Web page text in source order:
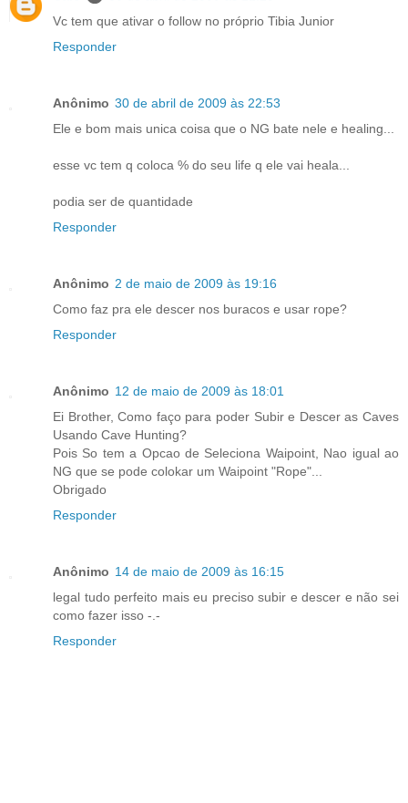
Vc tem que ativar o follow no próprio Tibia Junior
Responder
Anônimo 30 de abril de 2009 às 22:53
Ele e bom mais unica coisa que o NG bate nele e healing...
esse vc tem q coloca % do seu life q ele vai heala...
podia ser de quantidade
Responder
Anônimo 2 de maio de 2009 às 19:16
Como faz pra ele descer nos buracos e usar rope?
Responder
Anônimo 12 de maio de 2009 às 18:01
Ei Brother, Como faço para poder Subir e Descer as Caves
Usando Cave Hunting?
Pois So tem a Opcao de Seleciona Waipoint, Nao igual ao
NG que se pode colokar um Waipoint "Rope"...
Obrigado
Responder
Anônimo 14 de maio de 2009 às 16:15
legal tudo perfeito mais eu preciso subir e descer e não sei
como fazer isso -.-
Responder